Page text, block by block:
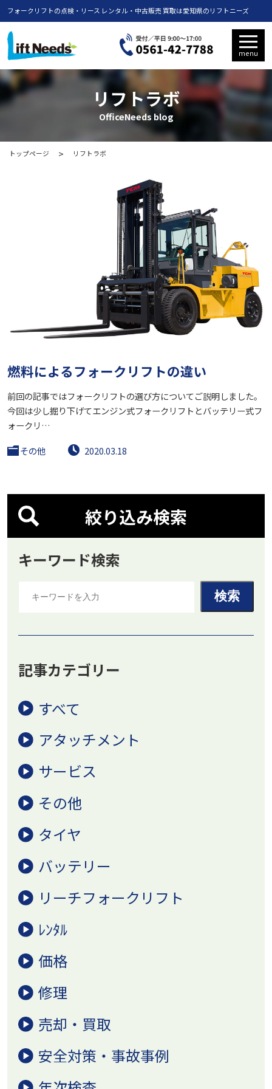
フォークリフトの点検・リース レンタル・中古販売 買取は愛知県のリフトニーズ
menu
リフトラボ
OfficeNeeds blog
トップページ リフトラボ
燃料によるフォークリフトの違い
前回の記事ではフォークリフトの選び方についてご説明しました。
今回は少し掘り下げてエンジン式フォークリフトとバッテリー式フ
ォークリ…
その他
2020.03.18
絞り込み検索
キーワード検索
記事カテゴリー
すべて
アタッチメント
サービス
その他
タイヤ
バッテリー
リーチフォークリフト
ﾚﾝﾀﾙ
価格
修理
売却・買取
安全対策・事故事例